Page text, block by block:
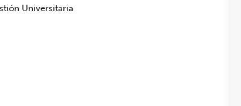
Universitaria